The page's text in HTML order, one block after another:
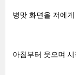
병맛 화면을 저에
아침부터 웃으며